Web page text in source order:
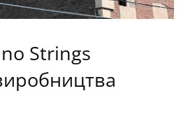
Strings